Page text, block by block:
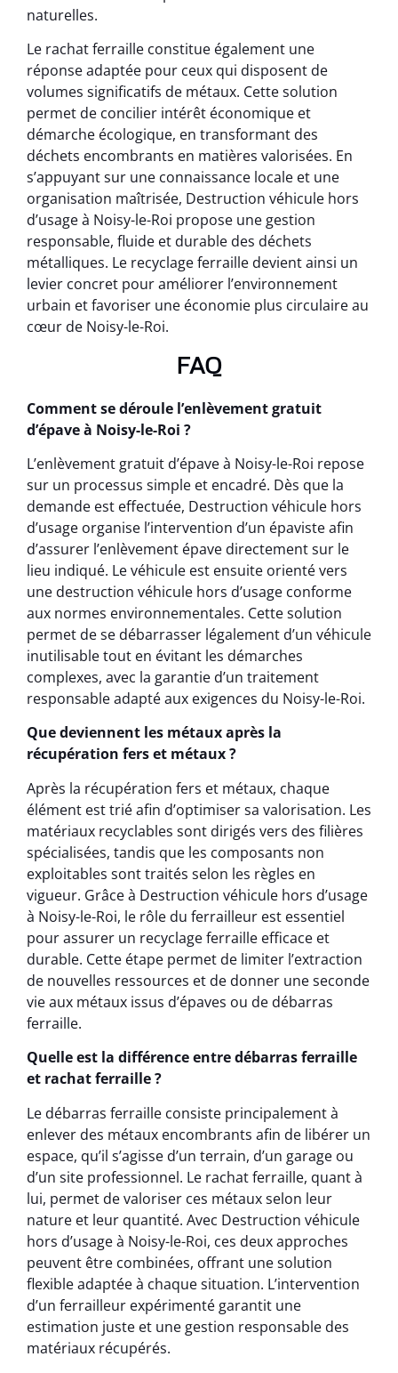
naturelles.
Le rachat ferraille constitue également une
réponse adaptée pour ceux qui disposent de
volumes significatifs de métaux. Cette solution
permet de concilier intérêt économique et
démarche écologique, en transformant des
déchets encombrants en matières valorisées. En
s’appuyant sur une connaissance locale et une
organisation maîtrisée, Destruction véhicule hors
d’usage à Noisy-le-Roi propose une gestion
responsable, fluide et durable des déchets
métalliques. Le recyclage ferraille devient ainsi un
levier concret pour améliorer l’environnement
urbain et favoriser une économie plus circulaire au
cœur de Noisy-le-Roi.
FAQ
Comment se déroule l’enlèvement gratuit
d’épave à Noisy-le-Roi ?
L’enlèvement gratuit d’épave à Noisy-le-Roi repose
sur un processus simple et encadré. Dès que la
demande est effectuée, Destruction véhicule hors
d’usage organise l’intervention d’un épaviste afin
d’assurer l’enlèvement épave directement sur le
lieu indiqué. Le véhicule est ensuite orienté vers
une destruction véhicule hors d’usage conforme
aux normes environnementales. Cette solution
permet de se débarrasser légalement d’un véhicule
inutilisable tout en évitant les démarches
complexes, avec la garantie d’un traitement
responsable adapté aux exigences du Noisy-le-Roi.
Que deviennent les métaux après la
récupération fers et métaux ?
Après la récupération fers et métaux, chaque
élément est trié afin d’optimiser sa valorisation. Les
matériaux recyclables sont dirigés vers des filières
spécialisées, tandis que les composants non
exploitables sont traités selon les règles en
vigueur. Grâce à Destruction véhicule hors d’usage
à Noisy-le-Roi, le rôle du ferrailleur est essentiel
pour assurer un recyclage ferraille efficace et
durable. Cette étape permet de limiter l’extraction
de nouvelles ressources et de donner une seconde
vie aux métaux issus d’épaves ou de débarras
ferraille.
Quelle est la différence entre débarras ferraille
et rachat ferraille ?
Le débarras ferraille consiste principalement à
enlever des métaux encombrants afin de libérer un
espace, qu’il s’agisse d’un terrain, d’un garage ou
d’un site professionnel. Le rachat ferraille, quant à
lui, permet de valoriser ces métaux selon leur
nature et leur quantité. Avec Destruction véhicule
hors d’usage à Noisy-le-Roi, ces deux approches
peuvent être combinées, offrant une solution
flexible adaptée à chaque situation. L’intervention
d’un ferrailleur expérimenté garantit une
estimation juste et une gestion responsable des
matériaux récupérés.